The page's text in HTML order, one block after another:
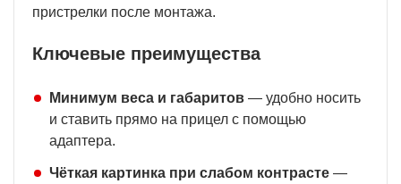
пристрелки после монтажа.
Ключевые преимущества
Минимум веса и габаритов — удобно носить
и ставить прямо на прицел с помощью
адаптера.
Чёткая картинка при слабом контрасте —